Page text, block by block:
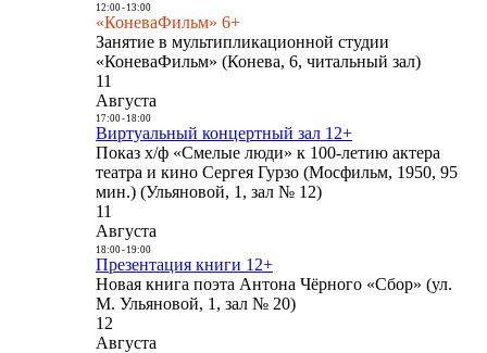
12:00- 13:00
«КоневаФильм» 6+
Занятие в мультипликационной студии
«КоневаФильм» (Конева, 6, читальный зал)
11
Августа
17:00- 18:00
Виртуальный концертный зал 12+
Показ х/ф «Смелые люди» к 100-летию актера
театра и кино Сергея Гурзо (Мосфильм, 1950, 95
мин.) (Ульяновой, 1, зал № 12)
11
Августа
18:00- 19:00
Презентация книги 12+
Новая книга поэта Антона Чёрного «Сбор» (ул.
М. Ульяновой, 1, зал № 20)
12
Августа